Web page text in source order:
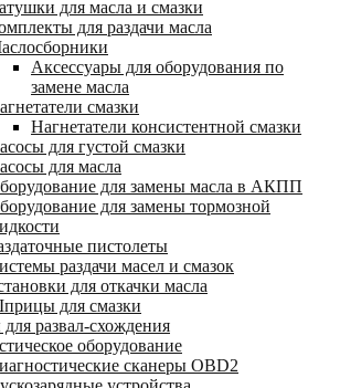
для масла и смазки
для раздачи масла
Аксессуары для оборудования по
замене масла
смазки
Нагнетатели консистентной смазки
для густой смазки
для масла
для замены масла в АКПП
для замены тормозной
пистолеты
раздачи масел и смазок
для откачки масла
для смазки
развал-схождения
оборудование
сканеры OBD2